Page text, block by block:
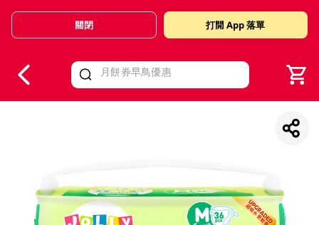
Valid Until 30 June 2026
關閉 打開 App 落單